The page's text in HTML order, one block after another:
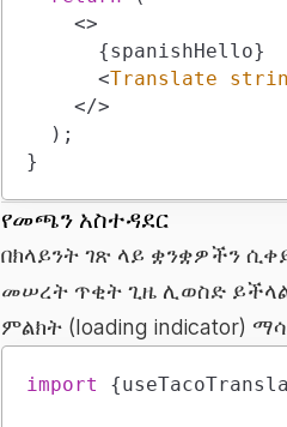
<>
{spanishHello}
<Translate
</>
) ;
}
የመጫን አስተዳደር
በክላይንት ገጽ ላይ ቋንቋዎችን
መሠረት ጥቂት ጊዜ ሊወስድ
ምልክት (loading indicator)
import {